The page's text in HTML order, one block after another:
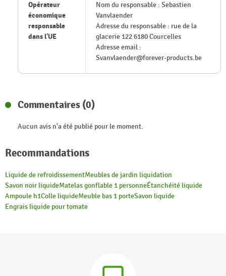
Opérateur
économique
responsable
dans l'UE
Nom du responsable : Sebastien
Vanvlaender
Adresse du responsable : rue de la
glacerie 122 6180 Courcelles
Adresse email :
Svanvlaender@forever-products.be
Commentaires (0)
Aucun avis n'a été publié pour le moment.
Recommandations
Liquide de refroidissementMeubles de jardin liquidation
Savon noir liquideMatelas gonflable 1 personneÉtanchéité liquide
Ampoule h1Colle liquideMeuble bas 1 porteSavon liquide
Engrais liquide pour tomate